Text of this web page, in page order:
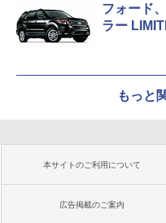
フォード
ラー
もっと
本サイトのご利用について
広告掲載のご案内